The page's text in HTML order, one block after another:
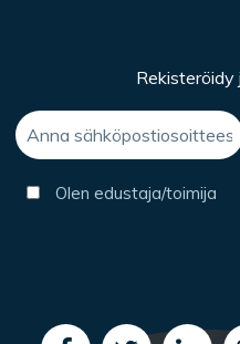
Rekisteröidy
Olen edustaja/toimija